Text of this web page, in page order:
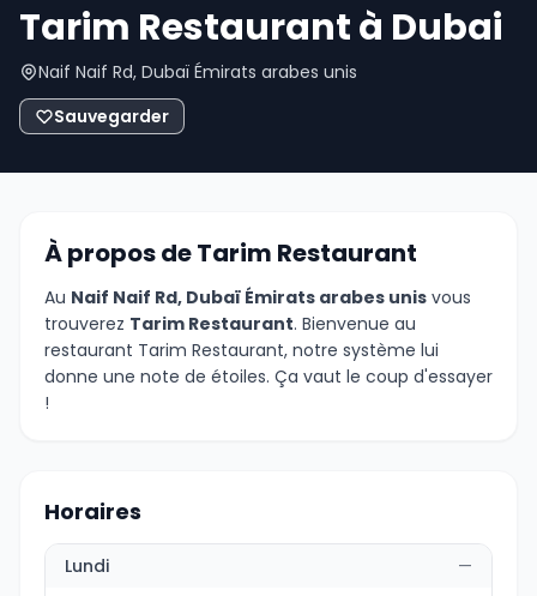
Tarim Restaurant à Dubai
Naif Naif Rd, Dubaï Émirats arabes unis
Sauvegarder
À propos de Tarim Restaurant
Au Naif Naif Rd, Dubaï Émirats arabes unis vous
trouverez Tarim Restaurant. Bienvenue au
restaurant Tarim Restaurant, notre système lui
donne une note de étoiles. Ça vaut le coup d'essayer
!
Horaires
Lundi
—